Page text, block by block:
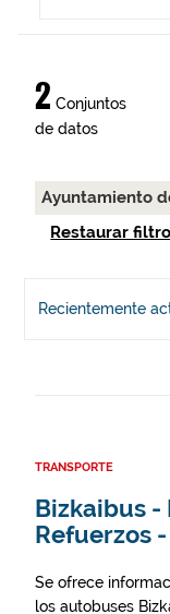
2 Conjuntos
de datos
Ayuntamiento
Restaurar
Recientemente
TRANSPORTE
Bizkaibus -
Refuerzos
Se ofrece
los autobuses